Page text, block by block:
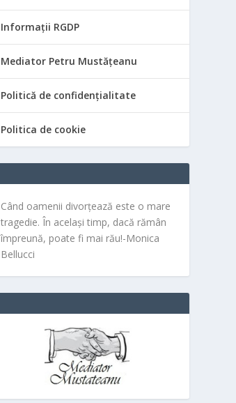
Informații RGDP
Mediator Petru Mustățeanu
Politică de confidențialitate
Politica de cookie
Când oamenii divorțează este o mare
tragedie. În același timp, dacă rămân
împreună, poate fi mai rău!-Monica
Bellucci